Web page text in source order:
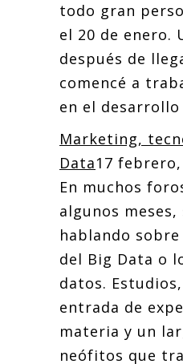
todo gran
el 20 de enero.
después de
comencé a
en el desarrollo
Marketing,
Data17 febrero,
En muchos
algunos meses,
hablando
del Big Data o
datos.
entrada de
materia y un
neófitos que